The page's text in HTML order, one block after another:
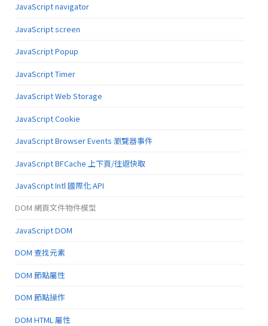
JavaScript navigator
JavaScript screen
JavaScript Popup
JavaScript Timer
JavaScript Web Storage
JavaScript Cookie
JavaScript Browser Events 瀏覽器事件
JavaScript BFCache 上下頁/往返快取
JavaScript Intl 國際化 API
DOM 網頁文件物件模型
JavaScript DOM
DOM 查找元素
DOM 節點屬性
DOM 節點操作
DOM HTML 屬性